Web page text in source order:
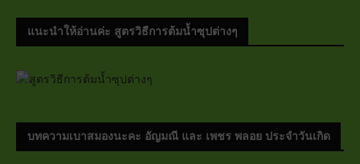
แนะนำให้อ่านค่ะ สูตรวิธีการต้มน้ำซุปต่างๆ
บทความเบาสมองนะคะ อัญมณี และ เพชร พลอย ประจำวันเกิด